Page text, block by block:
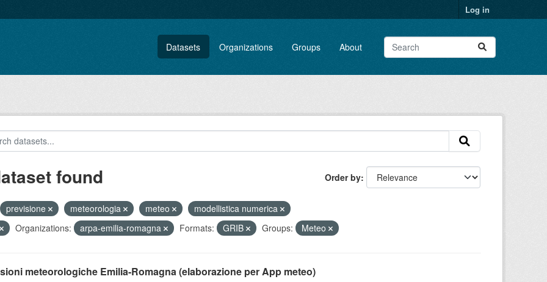
Log in
Datasets Organizations Groups About
Order by
found
previsione meteorologia meteo
modellistica numerica
Organizations: arpa-emilia-romagna Formats: GRIB Groups: Meteo
meteorologiche Emilia-Romagna (elaborazione per App meteo)